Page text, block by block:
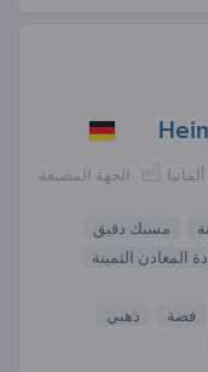
الجهة المصنعة ألمانيا
مسبك دقيق
المعادن الثمينة
فضة
ذهبي